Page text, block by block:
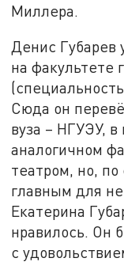
Миллера.
Денис Губарев
на факультете
Сюда он
вуза – НГУЭУ, в
аналогичном
театром, но,
главным для
Екатерина
нравилось. Он
с